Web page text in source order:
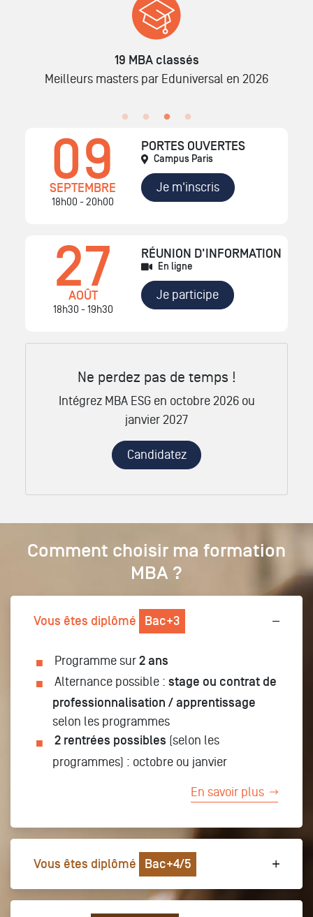
Tous nos MBA
sontréalisables enalternance
09
SEPTEMBRE
18h00 - 20h00
PORTES OUVERTES
Campus Paris
Je m'inscris
27
AOÛT
18h30 - 19h30
RÉUNION D'INFORMATION
En ligne
Je participe
Ne perdez pas de temps !
Intégrez MBA ESG en octobre 2026 ou
janvier 2027
Candidatez
Comment choisir ma formation
MBA ?
Vous êtes diplômé Bac+3
Programme sur 2 ans
Alternance possible : stage ou contrat de
professionnalisation / apprentissage
selon les programmes
2 rentrées possibles (selon les
programmes) : octobre ou janvier
En savoir plus
Vous êtes diplômé Bac+4/5